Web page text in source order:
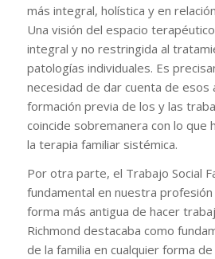
más integral, holística y en
Una visión del espacio
integral y no restringida al
patologías individuales. Es
necesidad de dar cuenta de esos
formación previa de los y las
coincide sobremanera con lo que
la terapia familiar sistémica.
Por otra parte, el Trabajo Social
fundamental en nuestra
forma más antigua de hacer
Richmond destacaba como
de la familia en cualquier forma de